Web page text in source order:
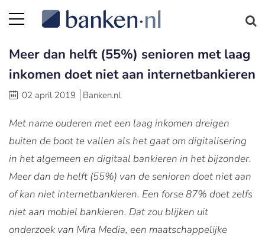
Meer dan helft (55%) senioren met laag
inkomen doet niet aan internetbankieren
02 april 2019 Banken.nl
Met name ouderen met een laag inkomen dreigen
buiten de boot te vallen als het gaat om digitalisering
in het algemeen en digitaal bankieren in het bijzonder.
Meer dan de helft (55%) van de senioren doet niet aan
of kan niet internetbankieren. Een forse 87% doet zelfs
niet aan mobiel bankieren. Dat zou blijken uit
onderzoek van Mira Media, een maatschappelijke